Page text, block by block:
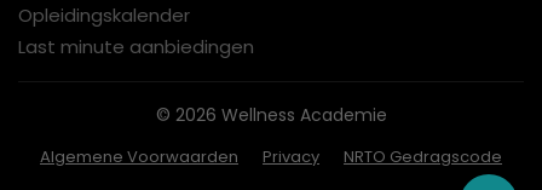
Opleidingskalender
Last minute aanbiedingen
© 2026 Wellness Academie
Algemene Voorwaarden Privacy NRTO Gedragscode